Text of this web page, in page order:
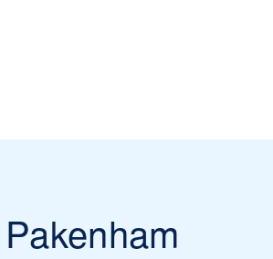
Pakenham